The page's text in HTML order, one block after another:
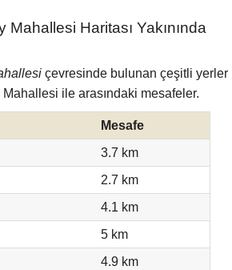
Mahallesi Haritası Yakınında
çevresinde bulunan çeşitli yerler
ile arasındaki mesafeler.
Mesafe
3.7 km
2.7 km
4.1 km
5 km
4.9 km